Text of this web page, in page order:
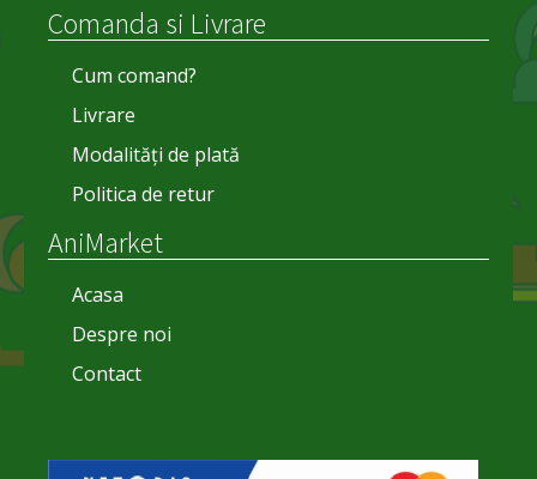
Comanda si Livrare
Cum comand?
Livrare
Modalități de plată
Politica de retur
AniMarket
Acasa
Despre noi
Contact